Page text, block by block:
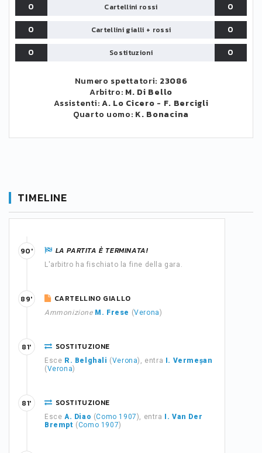
0
Cartellini rossi
0
0
Cartellini gialli + rossi
0
0
Sostituzioni 0
Numero spettatori: 23086
Arbitro: M. Di Bello
Assistenti:A. Lo Cicero - F. Bercigli
Quarto uomo: K. Bonacina
TIMELINE
LA PARTITA È TERMINATA!
L'arbitro ha fischiato la fine della gara.
90'
CARTELLINO GIALLO
Ammonizione M. Frese (Verona)
89'
SOSTITUZIONE
Esce R. Belghali (Verona), entra
I. Vermeșan
(Verona)
81'
SOSTITUZIONE
Esce A. Diao (Como 1907), entra
I. Van Der
Brempt (Como 1907)
81'